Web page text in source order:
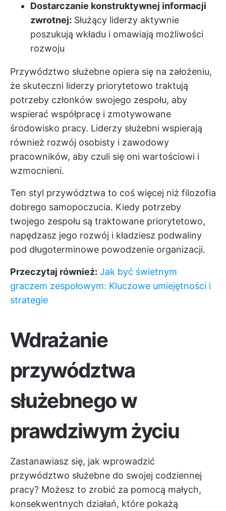
Dostarczanie konstruktywnej informacji
zwrotnej: Służący liderzy aktywnie
poszukują wkładu i omawiają możliwości
rozwoju
Przywództwo służebne opiera się na założeniu,
że skuteczni liderzy priorytetowo traktują
potrzeby członków swojego zespołu, aby
wspierać współpracę i zmotywowane
środowisko pracy. Liderzy służebni wspierają
również rozwój osobisty i zawodowy
pracowników, aby czuli się oni wartościowi i
wzmocnieni.
Ten styl przywództwa to coś więcej niż filozofia
dobrego samopoczucia. Kiedy potrzeby
twojego zespołu są traktowane priorytetowo,
napędzasz jego rozwój i kładziesz podwaliny
pod długoterminowe powodzenie organizacji.
Przeczytaj również: Jak być świetnym
graczem zespołowym: Kluczowe umiejętności i
strategie
Wdrażanie
przywództwa
służebnego w
prawdziwym życiu
Zastanawiasz się, jak wprowadzić
przywództwo służebne do swojej codziennej
pracy? Możesz to zrobić za pomocą małych,
konsekwentnych działań, które pokażą